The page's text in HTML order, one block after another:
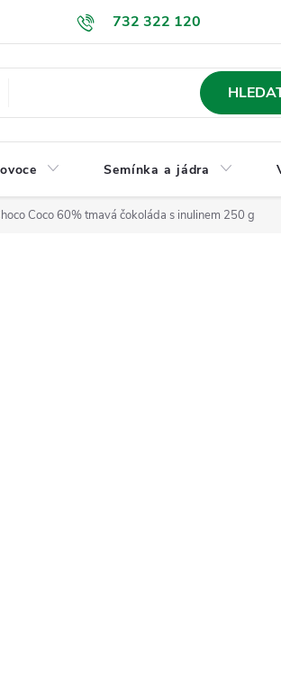
732 322 120
GDPR a ochrana osobních údajů Jak nakupovat
Semínka a jádra
Coco 60% tmavá čokoláda s inulinem 250 g